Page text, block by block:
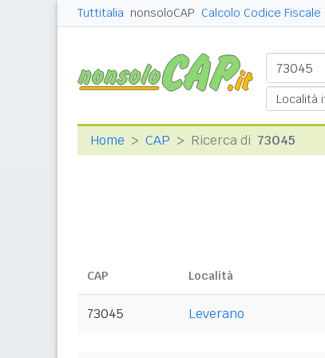
Tuttitalia nonsoloCAP Calcolo Codice Fiscale
Home CAP Ricerca di 73045
CAP Località
73045 Leverano